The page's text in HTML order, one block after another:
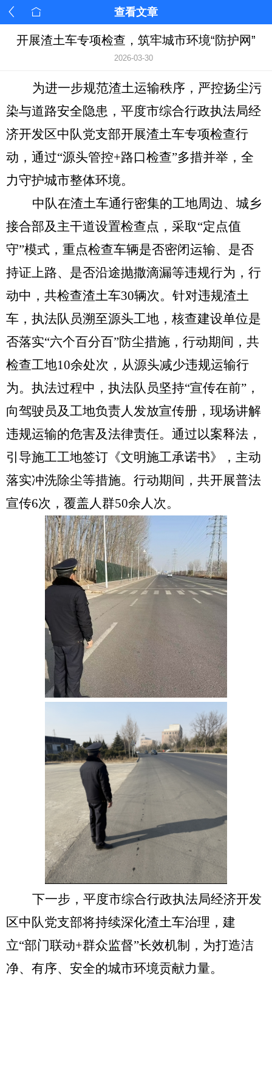
开展渣土车专项检查，筑牢城市环境“防护网”
2026-03-30
为进一步规范渣土运输秩序，严控扬尘污
染与道路安全隐患，平度市综合行政执法局经
济开发区中队党支部开展渣土车专项检查行
动，通过“源头管控+路口检查”多措并举，全
力守护城市整体环境。
中队在渣土车通行密集的工地周边、城乡
接合部及主干道设置检查点，采取“定点值
守”模式，重点检查车辆是否密闭运输、是否
持证上路、是否沿途抛撒滴漏等违规行为，行
动中，共检查渣土车30辆次。针对违规渣土
车，执法队员溯至源头工地，核查建设单位是
否落实“六个百分百”防尘措施，行动期间，共
检查工地10余处次，从源头减少违规运输行
为。执法过程中，执法队员坚持“宣传在前”，
向驾驶员及工地负责人发放宣传册，现场讲解
违规运输的危害及法律责任。通过以案释法，
引导施工工地签订《文明施工承诺书》，主动
落实冲洗除尘等措施。行动期间，共开展普法
宣传6次，覆盖人群50余人次。
下一步， 平度市综合行政执法局经济开发
区中队党支部将持续深化渣土车治理，建
立“部门联动+群众监督”长效机制，为打造洁
净、有序、安全的城市环境贡献力量。
查看文章